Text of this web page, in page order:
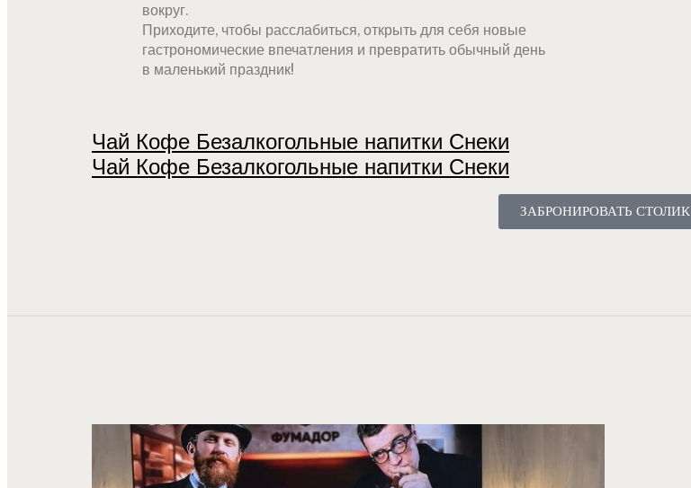
вокруг.
Приходите, чтобы расслабиться, открыть для себя новые
гастрономические впечатления и превратить обычный день
в маленький праздник!
Чай Кофе Безалкогольные напитки Снеки
Чай Кофе Безалкогольные напитки Снеки
ЗАБРОНИРОВАТЬ СТОЛИК